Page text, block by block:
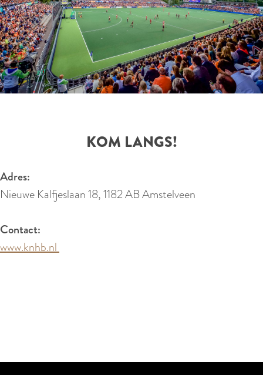
KOM LANGS!
Adres:
Nieuwe Kalfjeslaan 18, 1182 AB Amstelveen
Contact:
www.knhb.nl